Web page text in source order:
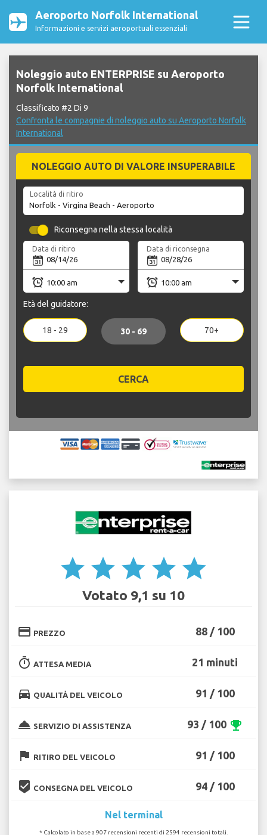
Aeroporto Norfolk International
Informazioni e servizi aeroportuali essenziali
Noleggio auto ENTERPRISE su Aeroporto
Norfolk International
Classificato #2 Di 9
Confronta le compagnie di noleggio auto su Aeroporto Norfolk
International
NOLEGGIO AUTO DI VALORE INSUPERABILE
Località di ritiro
Riconsegna nella stessa località
Data di ritiro Data di riconsegna
Età del guidatore:
18 - 29 30 - 69 70+
CERCA
star star star star star
Votato 9,1 su 10
credit_card PREZZO 88 / 100
timer ATTESA MEDIA 21 minuti
directions_car QUALITÀ DEL VEICOLO 91 / 100
room_service SERVIZIO DI ASSISTENZA 93 / 100 emoji_events
flag RITIRO DEL VEICOLO 91 / 100
beenhere CONSEGNA DEL VEICOLO 94 / 100
Nel terminal
* Calcolato in base a 907 recensioni recenti di 2594 recensioni totali.